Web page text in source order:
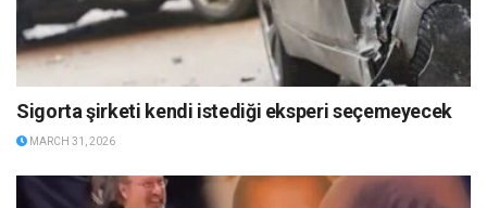
Sigorta şirketi kendi istediği eksperi seçemeyecek
MARCH 31, 2026